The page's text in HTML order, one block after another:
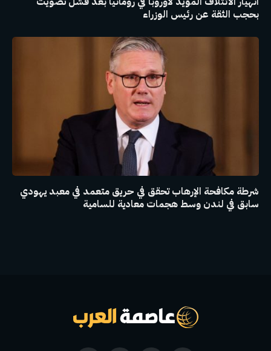
بحجب الثقة عن رئيس الوزراء
شرطة مكافحة الإرهاب تحقق في حريق متعمد في معبد يهودي
سابق في لندن وسط هجمات معادية للسامية